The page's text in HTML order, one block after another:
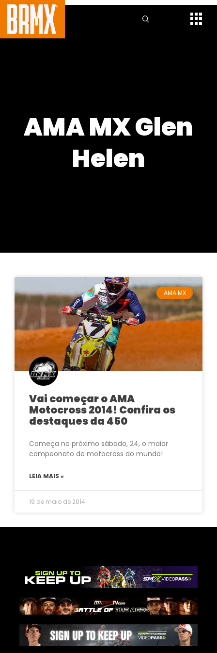
AMA MX Glen
Helen
AMA MX
Vai começar o AMA
Motocross 2014! Confira os
destaques da 450
Começa no próximo sábado, 24, o maior
campeonato de motocross do mundo!
LEIA MAIS »
19 de maio de 2014